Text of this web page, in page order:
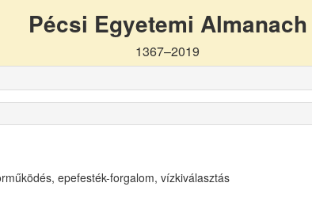
Pécsi Egyetemi Almanach
1367–2019
epefesték-forgalom, vízkiválasztás